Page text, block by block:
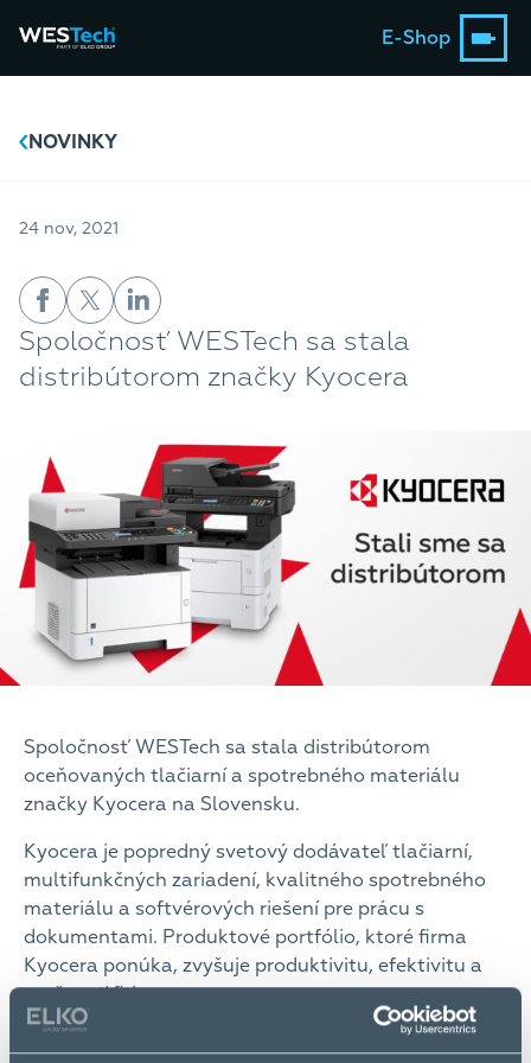
E-Shop
NOVINKY
24 nov, 2021
Spoločnosť WESTech sa stala
distribútorom značky Kyocera
Spoločnosť WESTech sa stala distribútorom
oceňovaných tlačiarní a spotrebného materiálu
značky Kyocera na Slovensku.
Kyocera je popredný svetový dodávateľ tlačiarní,
multifunkčných zariadení, kvalitného spotrebného
materiálu a softvérových riešení pre prácu s
dokumentami. Produktové portfólio, ktoré firma
Kyocera ponúka, zvyšuje produktivitu, efektivitu a
pružnosť firiem.
„Som veľmi rád a nesmierne ma teší, že sme uzavreli